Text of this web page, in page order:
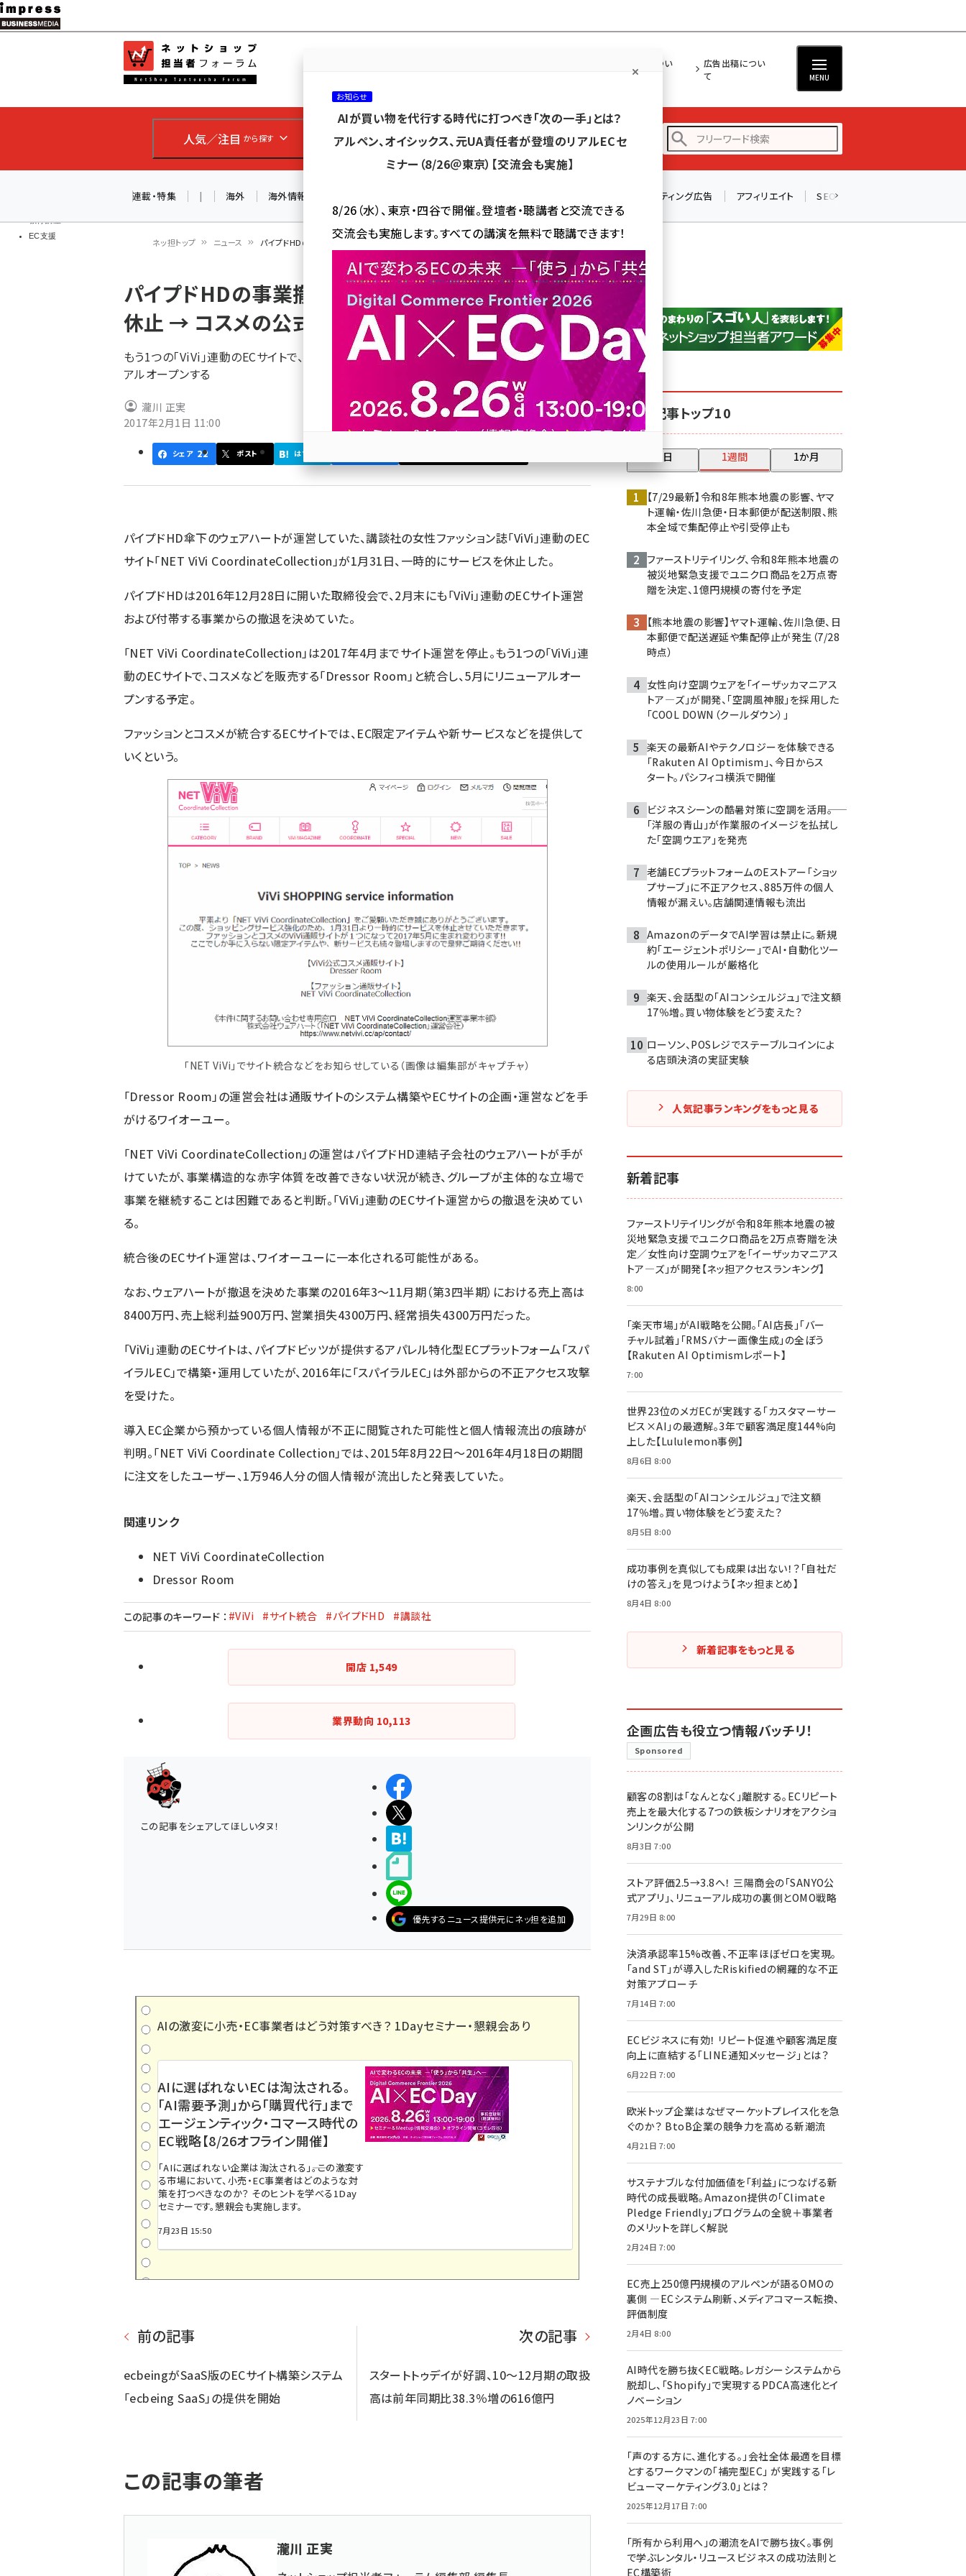
メ
イ
ン
ツ
移
教育講座
EC支援
ネッ担につい
広告出稿につい
て
MENU
人気／注目 から探す カテゴリ／種別 から探す セミナー／イベント から探す
アスクル (1119)
base (1077)
連載・特集 | 海外 海外情報 リスティング広告 アフィリエイト SEO
ン
く
ず
ネッ担トップ ニュース パイプドHDの事業撤退で「ViVi」のECサイトが一時休止 → コスメの公式通販と統合へ
パイプドHDの事業撤退で「ViVi」のECサイトが一時
休止 → コスメの公式通販と統合へ
もう1つの「ViVi」連動のECサイトで、コスメなどの「Dressor Room」と統合し、5月にリニュー
アルオープンする
瀧川 正実
2017年2月1日 11:00
シェア 22 ポスト はてブ
パイプドHD傘下のウェアハートが運営していた、講談社の女性ファッション誌「ViVi」連動のEC
サイト「NET ViVi CoordinateCollection」が1月31日、一時的にサービスを休止した。
パイプドHDは2016年12月28日に開いた取締役会で、2月末にも「ViVi」連動のECサイト運営
および付帯する事業からの撤退を決めていた。
「NET ViVi CoordinateCollection」は2017年4月までサイト運営を停止。もう1つの「ViVi」連
動のECサイトで、コスメなどを販売する「Dressor Room」と統合し、5月にリニューアルオー
プンする予定。
ファッションとコスメが統合するECサイトでは、EC限定アイテムや新サービスなどを提供して
いくという。
「NET ViVi」でサイト統合などをお知らせしている（画像は編集部がキャプチャ）
「Dressor Room」の運営会社は通販サイトのシステム構築やECサイトの企画・運営などを手
がけるワイオーユー。
「NET ViVi CoordinateCollection」の運営はパイプドHD連結子会社のウェアハートが手が
けていたが、事業構造的な赤字体質を改善できない状況が続き、グループが主体的な立場で
事業を継続することは困難であると判断。「ViVi」連動のECサイト運営からの撤退を決めてい
る。
統合後のECサイト運営は、ワイオーユーに一本化される可能性がある。
なお、ウェアハートが撤退を決めた事業の2016年3～11月期（第3四半期）における売上高は
8400万円、売上総利益900万円、営業損失4300万円、経常損失4300万円だった。
「ViVi」連動のECサイトは、パイプドビッツが提供するアパレル特化型ECプラットフォーム「スパ
イラルEC」で構築・運用していたが、2016年に「スパイラルEC」は外部からの不正アクセス攻撃
を受けた。
導入EC企業から預かっている個人情報が不正に閲覧された可能性と個人情報流出の痕跡が
判明。「NET ViVi Coordinate Collection」では、2015年8月22日～2016年4月18日の期間
に注文をしたユーザー、1万946人分の個人情報が流出したと発表していた。
関連リンク
NET ViVi CoordinateCollection
Dressor Room
この記事のキーワード ： #ViVi #サイト統合 #パイプドHD #講談社
開店 1,549
業界動向 10,113
この記事をシェアしてほしいタヌ！
優先するニュース提供元にネッ担を追加
AIの激変に小売・EC事業者はどう対策すべき？ 1Dayセミナー・懇親会あり
AIに選ばれないECは淘汰される。
「AI需要予測」から「購買代行」まで
エージェンティック・コマース時代の
EC戦略【8/26オフライン開催】
「AIに選ばれない企業は淘汰される」――。この激変す
る市場において、小売・EC事業者はどのような対
策を打つべきなのか？ そのヒントを学べる1Day
セミナーです。懇親会も実施します。
7月23日 15:50
前の記事
ecbeingがSaaS版のECサイト構築システム
「ecbeing SaaS」の提供を開始
次の記事
スタートトゥデイが好調、10～12月期の取扱
高は前年同期比38.3％増の616億円
この記事の筆者
瀧川 正実
人気記事トップ10
昨日 1週間 1か月
【7/29最新】令和8年熊本地震の影響、ヤマ
ト運輸・佐川急便・日本郵便が配送制限、熊
本全域で集配停止や引受停止も
ファーストリテイリング、令和8年熊本地震の
被災地緊急支援でユニクロ商品を2万点寄
贈を決定、1億円規模の寄付を予定
【熊本地震の影響】ヤマト運輸、佐川急便、日
本郵便で配送遅延や集配停止が発生（7/28
時点）
女性向け空調ウェアを「イーザッカマニアス
トア―ズ」が開発、「空調風神服」を採用した
「COOL DOWN（クールダウン）」
楽天の最新AIやテクノロジーを体験できる
「Rakuten AI Optimism」、今日からス
タート。パシフィコ横浜で開催
ビジネスシーンの酷暑対策に空調を活用――。
「洋服の青山」が作業服のイメージを払拭し
た「空調ウエア」を発売
老舗ECプラットフォームのEストアー「ショッ
プサーブ」に不正アクセス、885万件の個人
情報が漏えい。店舗関連情報も流出
AmazonのデータでAI学習は禁止に。新規
約「エージェントポリシー」でAI・自動化ツー
ルの使用ルールが厳格化
楽天、会話型の「AIコンシェルジュ」で注文額
17％増。買い物体験をどう変えた？
ローソン、POSレジでステーブルコインによ
る店頭決済の実証実験
人気記事ランキングをもっと見る
新着記事
ファーストリテイリングが令和8年熊本地震の被
災地緊急支援でユニクロ商品を2万点寄贈を決
定／女性向け空調ウェアを「イーザッカマニアス
トア―ズ」が開発【ネッ担アクセスランキング】
8:00
「楽天市場」がAI戦略を公開。「AI店長」「バー
チャル試着」「RMSバナー画像生成」の全ぼう
【Rakuten AI Optimismレポート】
7:00
世界23位のメガECが実践する「カスタマーサー
ビス×AI」の最適解。3年で顧客満足度144%向
上した【Lululemon事例】
8月6日 8:00
楽天、会話型の「AIコンシェルジュ」で注文額
17％増。買い物体験をどう変えた？
8月5日 8:00
成功事例を真似しても成果は出ない！？「自社だ
けの答え」を見つけよう【ネッ担まとめ】
8月4日 8:00
新着記事をもっと見る
企画広告も役立つ情報バッチリ！
Sponsored
顧客の8割は「なんとなく」離脱する。ECリピート
売上を最大化する7つの鉄板シナリオをアクショ
ンリンクが公開
8月3日 7:00
ストア評価2.5→3.8へ！ 三陽商会の「SANYO公
式アプリ」、リニューアル成功の裏側とOMO戦略
7月29日 8:00
決済承認率15%改善、不正率ほぼゼロを実現。
「and ST」が導入したRiskifiedの網羅的な不正
対策アプローチ
7月14日 7:00
ECビジネスに有効！ リピート促進や顧客満足度
向上に直結する「LINE通知メッセージ」とは？
6月22日 7:00
欧米トップ企業はなぜマーケットプレイス化を急
ぐのか？ BtoB企業の競争力を高める新潮流
4月21日 7:00
サステナブルな付加価値を「利益」につなげる新
時代の成長戦略。Amazon提供の「Climate
Pledge Friendly」プログラムの全貌＋事業者
のメリットを詳しく解説
2月24日 7:00
EC売上250億円規模のアルペンが語るOMOの
裏側 ―ECシステム刷新、メディアコマース転換、
評価制度
2月4日 8:00
AI時代を勝ち抜くEC戦略。レガシーシステムから
脱却し、「Shopify」で実現するPDCA高速化とイ
ノベーション
2025年12月23日 7:00
「声のする方に、進化する。」会社全体最適を目標
とするワークマンの「補完型EC」 が実践する「レ
ビューマーケティング3.0」とは？
2025年12月17日 7:00
「所有から利用へ」の潮流をAIで勝ち抜く。事例
で学ぶレンタル・リユースビジネスの成功法則と
EC構築術
お知らせ
AIが買い物を代行する時代に打つべき「次の一手」とは？
アルペン、オイシックス、元UA責任者が登壇のリアルECセ
ミナー（8/26＠東京）【交流会も実施】
8/26（水）、東京・四谷で開催。登壇者・聴講者と交流できる
交流会も実施します。すべての講演を無料で聴講できます！